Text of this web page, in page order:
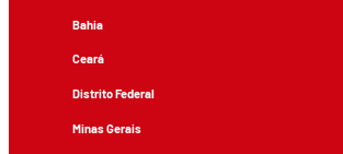
Bahia
Ceará
Distrito Federal
Minas Gerais